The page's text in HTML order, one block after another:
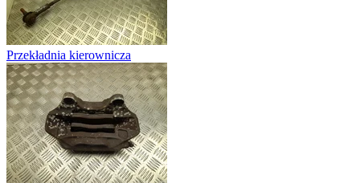
Przekładnia kierownicza